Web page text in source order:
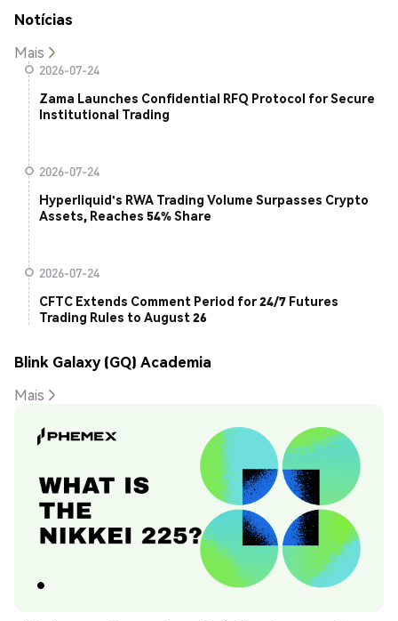
Notícias
Mais
2026-07-24
Zama Launches Confidential RFQ Protocol for Secure
Institutional Trading
2026-07-24
Hyperliquid's RWA Trading Volume Surpasses Crypto
Assets, Reaches 54% Share
2026-07-24
CFTC Extends Comment Period for 24/7 Futures
Trading Rules to August 26
Blink Galaxy (GQ) Academia
Mais